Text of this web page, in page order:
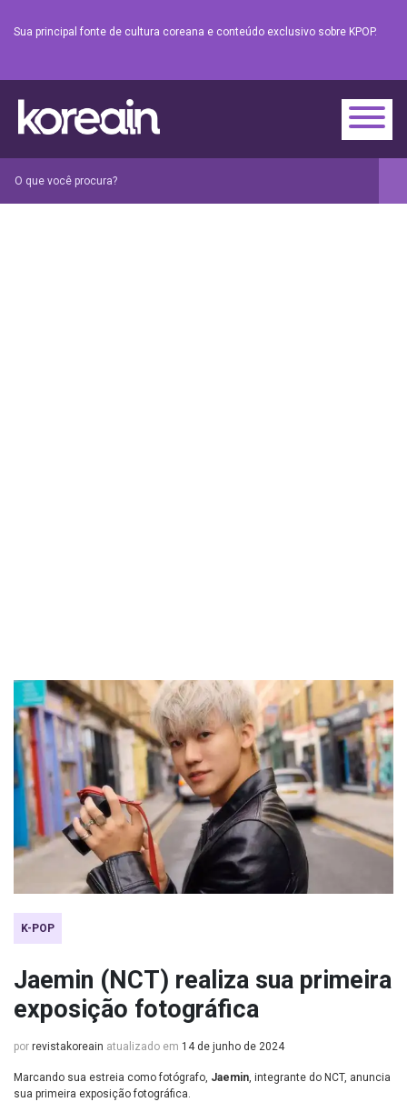
Sua principal fonte de cultura coreana e conteúdo exclusivo sobre KPOP.
K-POP
Jaemin (NCT) realiza sua primeira
exposição fotográfica
por revistakoreain atualizado em 14 de junho de 2024
Marcando sua estreia como fotógrafo, Jaemin, integrante do NCT, anuncia
sua primeira exposição fotográfica.